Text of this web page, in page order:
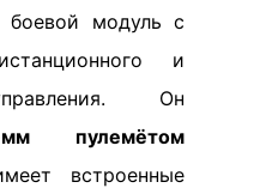
боевой модуль с
и
Он
мм пулемётом
встроенные